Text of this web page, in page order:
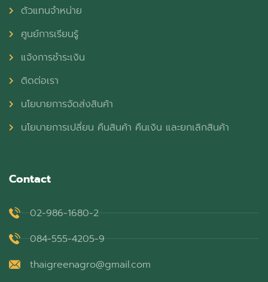
ตัวแทนจำหน่าย
ศูนย์การเรียนรู้
แจ้งการชำระเงิน
ติดต่อเรา
นโยบายการจัดส่งสินค้า
นโยบายการเปลี่ยน คืนสินค้า คืนเงิน และยกเลิกสินค้า
Contact
02-986-1680-2
084-555-4205-9
thaigreenagro@gmail.com